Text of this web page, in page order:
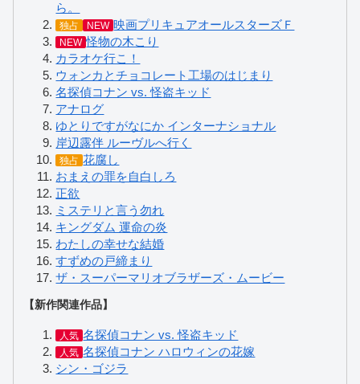
ら。
独占 NEW 映画プリキュアオールスターズＦ
NEW 怪物の木こり
カラオケ行こ！
ウォンカとチョコレート工場のはじまり
名探偵コナン vs. 怪盗キッド
アナログ
ゆとりですがなにか インターナショナル
岸辺露伴 ルーヴルへ行く
独占 花腐し
おまえの罪を自白しろ
正欲
ミステリと言う勿れ
キングダム 運命の炎
わたしの幸せな結婚
すずめの戸締まり
ザ・スーパーマリオブラザーズ・ムービー
【新作関連作品】
人気 名探偵コナン vs. 怪盗キッド
人気 名探偵コナン ハロウィンの花嫁
シン・ゴジラ